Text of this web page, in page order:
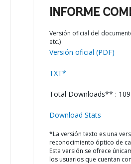
INFORME
Versión oficial del
etc.)
Versión oficial (PDF)
TXT*
Total Downloads** : 109
Download Stats
*La versión texto es una
reconocimiento óptico de
Esta versión se ofrece
los usuarios que cuentan